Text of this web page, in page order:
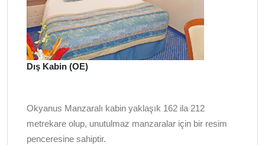
Dış Kabin (OE)
Okyanus Manzaralı kabin yaklaşık 162 ila 212
metrekare olup, unutulmaz manzaralar için bir resim
penceresine sahiptir.